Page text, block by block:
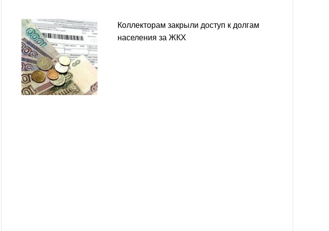
Коллекторам закрыли доступ к долгам
населения за ЖКХ